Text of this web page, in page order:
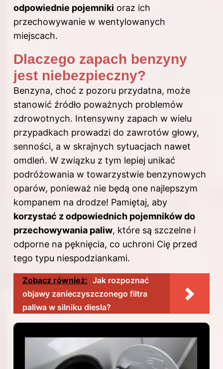
odpowiednie pojemniki oraz ich
przechowywanie w wentylowanych
miejscach.
Dlaczego zapach benzyny
jest niebezpieczny?
Benzyna, choć z pozoru przydatna, może
stanowić źródło poważnych problemów
zdrowotnych. Intensywny zapach w wielu
przypadkach prowadzi do zawrotów głowy,
senności, a w skrajnych sytuacjach nawet
omdleń. W związku z tym lepiej unikać
podróżowania w towarzystwie benzynowych
oparów, ponieważ nie będą one najlepszym
kompanem na drodze! Pamiętaj, aby
korzystać z odpowiednich pojemników do
przechowywania paliw, które są szczelne i
odporne na pęknięcia, co uchroni Cię przed
tego typu niespodziankami.
Zobacz również: Jak rozpoznać
objawy zanieczyszczonego filtra
paliwa w silniku diesla?